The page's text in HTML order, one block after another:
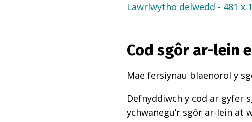
Lawrlwytho delwedd - 481 x
Cod sgôr ar-lein
Mae fersiynau blaenorol y
Defnyddiwch y cod ar gyfer
ychwanegu’r sgôr ar-lein at